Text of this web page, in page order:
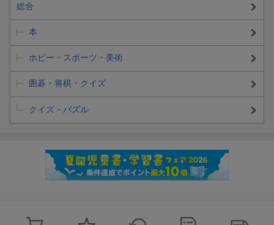
総合
本
ホビー・スポーツ・美術
囲碁・将棋・クイズ
クイズ・パズル